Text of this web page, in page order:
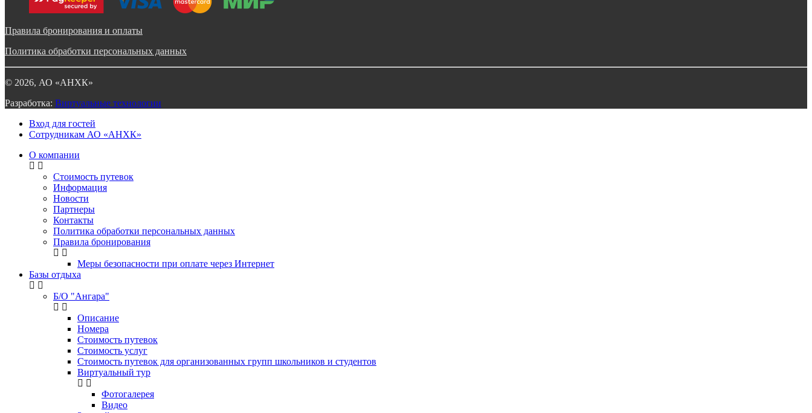
Правила бронирования и оплаты
Политика обработки персональных данных
© 2026, АО «АНХК»
Разработка: Виртуальные технологии
Вход для гостей
Сотрудникам АО «АНХК»
О компании
Стоимость путевок
Информация
Новости
Партнеры
Контакты
Политика обработки персональных данных
Правила бронирования
Меры безопасности при оплате через Интернет
Базы отдыха
Б/О "Ангара"
Описание
Номера
Стоимость путевок
Стоимость услуг
Стоимость путевок для организованных групп школьников и студентов
Виртуальный тур
Фотогалерея
Видео